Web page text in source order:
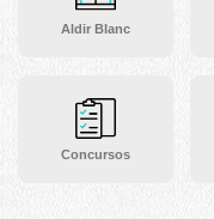
Aldir Blanc
Concursos